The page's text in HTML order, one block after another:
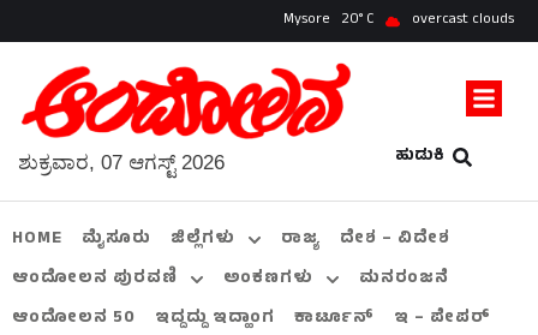
Mysore 20 overcast clouds
ಹುಡುಕಿ
ಶುಕ್ರವಾರ, 07 ಆಗಸ್ಟ್ 2026
HOME ಮೈಸೂರು ಜಿಲ್ಲೆಗಳು ರಾಜ್ಯ
ದೇಶ – ವಿದೇಶ
ಆಂದೋಲನ ಪುರವಣಿ
ಅಂಕಣಗಳು
ಮನರಂಜನೆ
ಆಂದೋಲನ 50
ಇದ್ದದ್ದು ಇದ್ಹಾಂಗ ಕಾರ್ಟೂನ್ ಇ – ಪೇಪರ್